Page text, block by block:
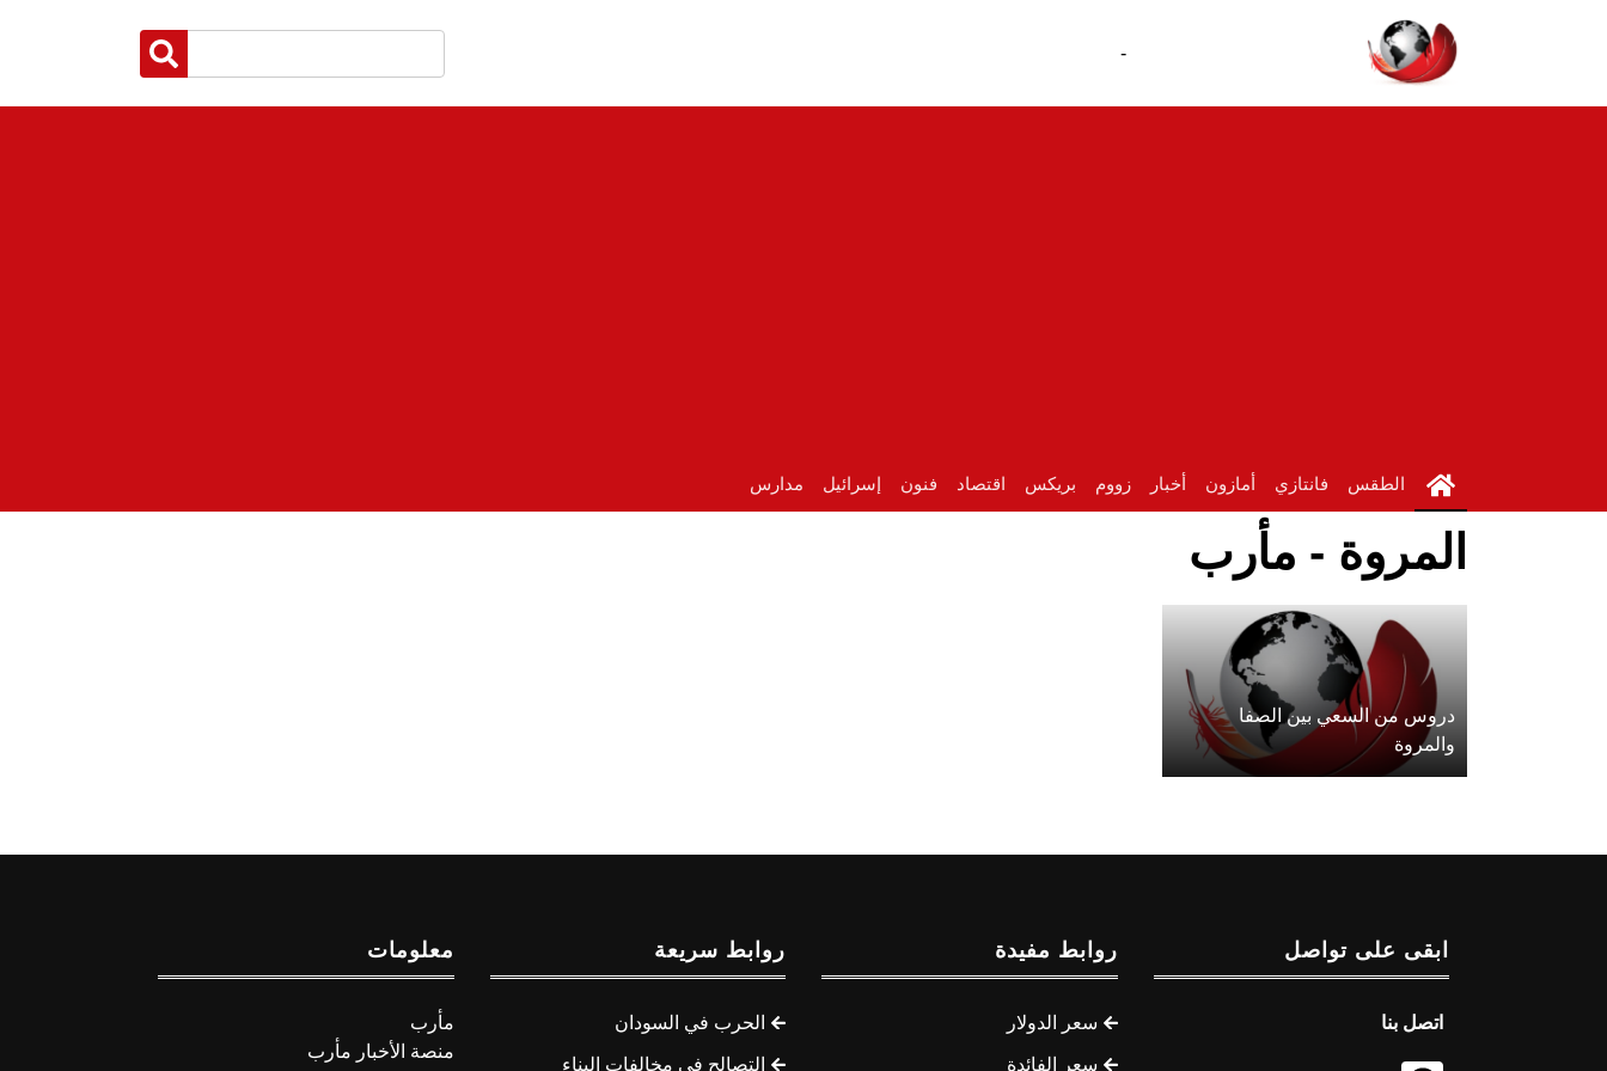
-
الطقس فانتازي أمازون أخبار زووم بريكس اقتصاد فنون إسرائيل مدارس
المروة - مأرب
دروس من السعي بين الصفا
والمروة
ابقى على تواصل
اتصل بنا
روابط مفيدة
سعر الدولار
سعر الفائدة
روابط سريعة
الحرب في السودان
التصالح في مخالفات البناء
معلومات
مأرب
منصة الأخبار مأرب